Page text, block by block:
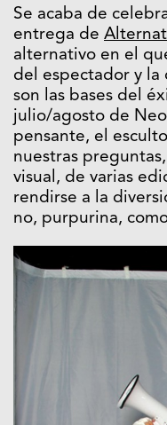
Se acaba de
entrega de
alternativo en el
del espectador y
son las bases del
julio/agosto de
pensante, el
nuestras
visual, de varias
rendirse a la
no, purpurina,